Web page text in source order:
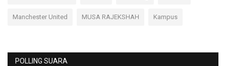
Manchester United MUSA RAJEKSHAH Kampus
POLLING SUARA